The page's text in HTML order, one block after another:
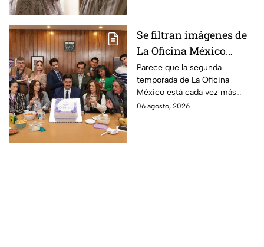
Se filtran imágenes de
La Oficina México
temporada 2 y un
detalle desata teorías
entre los fans
Parece que la segunda
temporada de La Oficina
México está cada vez más
cerca, pues el elenco ya se
06 agosto, 2026